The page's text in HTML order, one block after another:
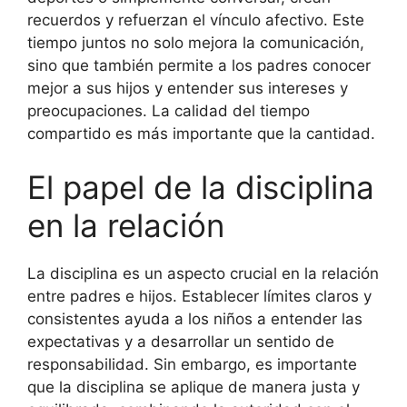
recuerdos y refuerzan el vínculo afectivo. Este
tiempo juntos no solo mejora la comunicación,
sino que también permite a los padres conocer
mejor a sus hijos y entender sus intereses y
preocupaciones. La calidad del tiempo
compartido es más importante que la cantidad.
El papel de la disciplina
en la relación
La disciplina es un aspecto crucial en la relación
entre padres e hijos. Establecer límites claros y
consistentes ayuda a los niños a entender las
expectativas y a desarrollar un sentido de
responsabilidad. Sin embargo, es importante
que la disciplina se aplique de manera justa y